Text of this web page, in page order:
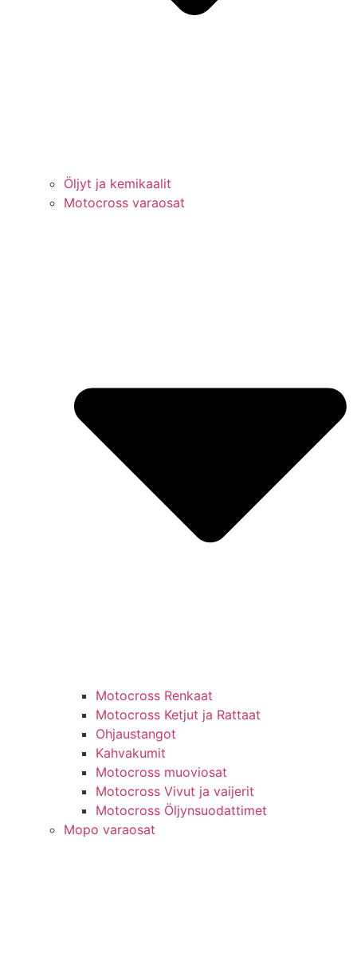
Öljyt ja kemikaalit
Motocross varaosat
Motocross Renkaat
Motocross Ketjut ja Rattaat
Ohjaustangot
Kahvakumit
Motocross muoviosat
Motocross Vivut ja vaijerit
Motocross Öljynsuodattimet
Mopo varaosat